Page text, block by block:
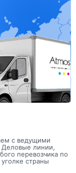
с ведущими
Деловые линии,
перевозчика по
страны